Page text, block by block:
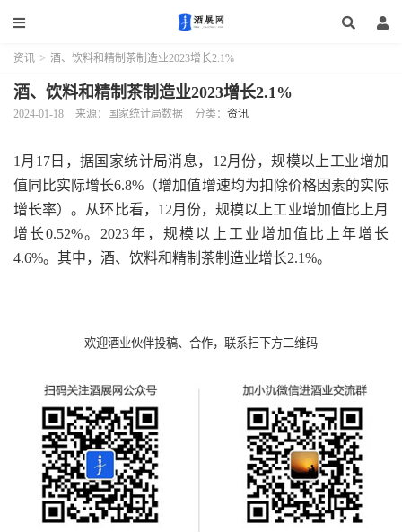
资讯 > 酒、饮料和精制茶制造业2023增长2.1%
酒、饮料和精制茶制造业2023增长2.1%
2024-01-18 来源：国家统计局数据 分类： 资讯
1月17日，据国家统计局消息，12月份，规模以上工业增加
值同比实际增长6.8%（增加值增速均为扣除价格因素的实际
增长率）。从环比看，12月份，规模以上工业增加值比上月
增长0.52%。2023年，规模以上工业增加值比上年增长
4.6%。其中，酒、饮料和精制茶制造业增长2.1%。
欢迎酒业伙伴投稿、合作，联系扫下方二维码